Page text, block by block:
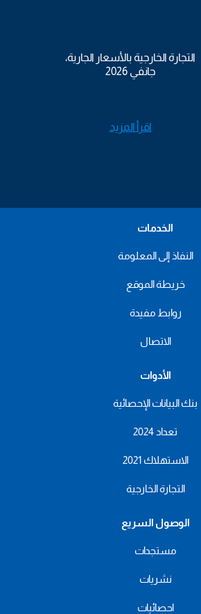
التجارة الخارجية بالأسعار الجارية،
جانفي 2026
اقرأ المزيد
الخدمات
النفاذ إلى المعلومة
خريطة الموقع
روابط مفيدة
الاتصال
الأدوات
بنك البيانات الإحصائية
تعداد 2024
الاستهلاك 2021
التجارة الخارجية
الوصول السريع
مستجدات
نشريات
احصائيات